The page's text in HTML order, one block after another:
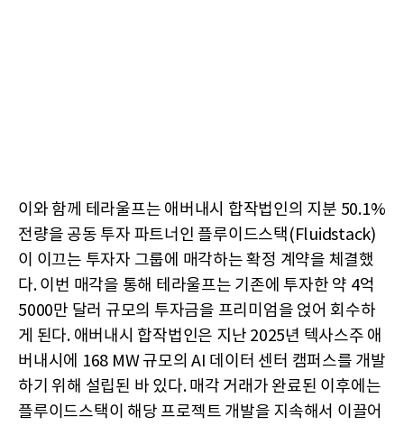
이와 함께 테라울프는 애버내시 합작법인의 지분 50.1%
전량을 공동 투자 파트너인 플루이드스택(Fluidstack)
이 이끄는 투자자 그룹에 매각하는 확정 계약을 체결했
다. 이번 매각을 통해 테라울프는 기존에 투자한 약 4억
5000만 달러 규모의 투자금을 프리미엄을 얹어 회수하
게 된다. 애버내시 합작법인은 지난 2025년 텍사스주 애
버내시에 168 MW 규모의 AI 데이터 센터 캠퍼스를 개발
하기 위해 설립된 바 있다. 매각 거래가 완료된 이후에는
플루이드스택이 해당 프로젝트 개발을 지속해서 이끌어